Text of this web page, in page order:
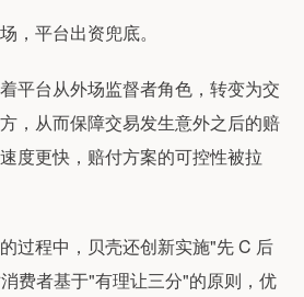
，平台出资兜底。
平台从外场监督者角色，转变为交
，从而保障交易发生意外之后的赔
度更快，赔付方案的可控性被拉
过程中，贝壳还创新实施"先 C 后
费者基于"有理让三分"的原则，优